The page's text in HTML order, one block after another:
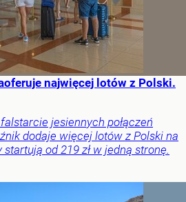
najwięcej lotów z Polski.
jesiennych połączeń
dodaje więcej lotów z Polski na
od 219 zł w jedną stronę.